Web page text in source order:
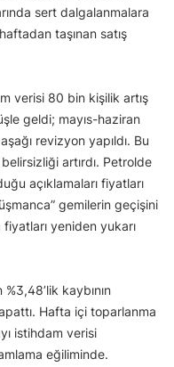
sert dalgalanmalara
taşınan satış
verisi 80 bin kişilik artış
geldi; mayıs-haziran
revizyon yapıldı. Bu
artırdı. Petrolde
açıklamaları fiyatları
gemilerin geçişini
yeniden yukarı
kaybının
Hafta içi toparlanma
istihdam verisi
eğiliminde.